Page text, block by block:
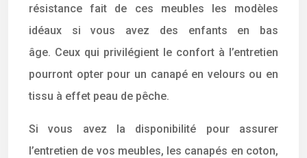
résistance fait de ces meubles les modèles
idéaux si vous avez des enfants en bas
âge. Ceux qui privilégient le confort à l’entretien
pourront opter pour un canapé en velours ou en
tissu à effet peau de pêche.
Si vous avez la disponibilité pour assurer
l’entretien de vos meubles, les canapés en coton,